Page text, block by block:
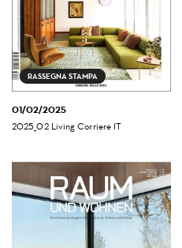
RASSEGNA STAMPA
01/02/2025
2025_02 Living Corriere IT